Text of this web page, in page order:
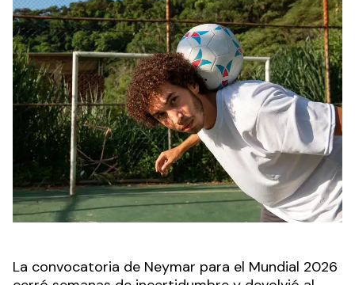
La convocatoria de Neymar para el Mundial 2026